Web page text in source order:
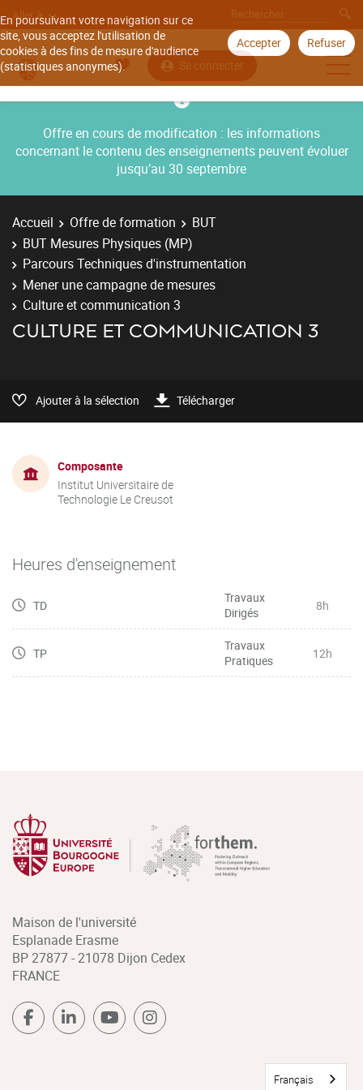
En poursuivant votre navigation sur ce
site, vous acceptez l'utilisation de
cookies à des fins de mesure d'audience
(statistiques anonymes).
Accepter Refuser
Aller à
Se connecter
Offre en cours de modification : les informations
concernant le contenu des enseignements peuvent évoluer
jusqu’au 30 septembre
Accueil Offre de formation
BUT
BUT Mesures Physiques (MP)
Parcours Techniques d'instrumentation
Mener une campagne de mesures
Culture et communication 3
CULTURE ET COMMUNICATION 3
Ajouter à la sélection Télécharger
Composante
Institut Universitaire de
Technologie Le Creusot
Heures d'enseignement
TD
Travaux
Dirigés
8h
TP
Travaux
Pratiques
12h
Maison de l'université
Esplanade Erasme
BP 27877 - 21078 Dijon Cedex
FRANCE
Français